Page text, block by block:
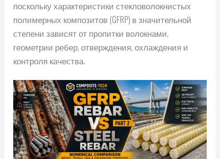
поскольку характеристики стекловолокнистых
полимерных композитов (GFRP) в значительной
степени зависят от пропитки волокнами,
геометрии ребер, отверждения, охлаждения и
контроля качества.